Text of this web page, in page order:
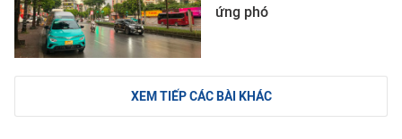
ứng phó
XEM TIẾP CÁC BÀI KHÁC